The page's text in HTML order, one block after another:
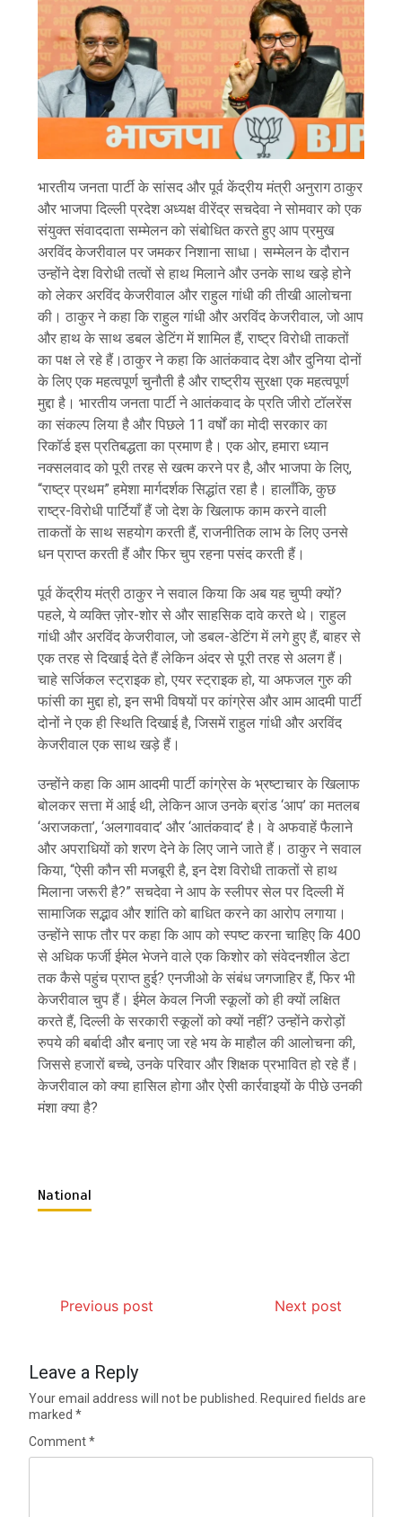
भारतीय जनता पार्टी के सांसद और पूर्व केंद्रीय मंत्री अनुराग ठाकुर
और भाजपा दिल्ली प्रदेश अध्यक्ष वीरेंद्र सचदेवा ने सोमवार को एक
संयुक्त संवाददाता सम्मेलन को संबोधित करते हुए आप प्रमुख
अरविंद केजरीवाल पर जमकर निशाना साधा। सम्मेलन के दौरान
उन्होंने देश विरोधी तत्वों से हाथ मिलाने और उनके साथ खड़े होने
को लेकर अरविंद केजरीवाल और राहुल गांधी की तीखी आलोचना
की। ठाकुर ने कहा कि राहुल गांधी और अरविंद केजरीवाल, जो आप
और हाथ के साथ डबल डेटिंग में शामिल हैं, राष्ट्र विरोधी ताकतों
का पक्ष ले रहे हैं।ठाकुर ने कहा कि आतंकवाद देश और दुनिया दोनों
के लिए एक महत्वपूर्ण चुनौती है और राष्ट्रीय सुरक्षा एक महत्वपूर्ण
मुद्दा है। भारतीय जनता पार्टी ने आतंकवाद के प्रति जीरो टॉलरेंस
का संकल्प लिया है और पिछले 11 वर्षों का मोदी सरकार का
रिकॉर्ड इस प्रतिबद्धता का प्रमाण है। एक ओर, हमारा ध्यान
नक्सलवाद को पूरी तरह से खत्म करने पर है, और भाजपा के लिए,
“राष्ट्र प्रथम” हमेशा मार्गदर्शक सिद्धांत रहा है। हालाँकि, कुछ
राष्ट्र-विरोधी पार्टियाँ हैं जो देश के खिलाफ काम करने वाली
ताकतों के साथ सहयोग करती हैं, राजनीतिक लाभ के लिए उनसे
धन प्राप्त करती हैं और फिर चुप रहना पसंद करती हैं।
पूर्व केंद्रीय मंत्री ठाकुर ने सवाल किया कि अब यह चुप्पी क्यों?
पहले, ये व्यक्ति ज़ोर-शोर से और साहसिक दावे करते थे। राहुल
गांधी और अरविंद केजरीवाल, जो डबल-डेटिंग में लगे हुए हैं, बाहर से
एक तरह से दिखाई देते हैं लेकिन अंदर से पूरी तरह से अलग हैं।
चाहे सर्जिकल स्ट्राइक हो, एयर स्ट्राइक हो, या अफजल गुरु की
फांसी का मुद्दा हो, इन सभी विषयों पर कांग्रेस और आम आदमी पार्टी
दोनों ने एक ही स्थिति दिखाई है, जिसमें राहुल गांधी और अरविंद
केजरीवाल एक साथ खड़े हैं।
उन्होंने कहा कि आम आदमी पार्टी कांग्रेस के भ्रष्टाचार के खिलाफ
बोलकर सत्ता में आई थी, लेकिन आज उनके ब्रांड ‘आप’ का मतलब
‘अराजकता’, ‘अलगाववाद’ और ‘आतंकवाद’ है। वे अफवाहें फैलाने
और अपराधियों को शरण देने के लिए जाने जाते हैं। ठाकुर ने सवाल
किया, “ऐसी कौन सी मजबूरी है, इन देश विरोधी ताकतों से हाथ
मिलाना जरूरी है?” सचदेवा ने आप के स्लीपर सेल पर दिल्ली में
सामाजिक सद्भाव और शांति को बाधित करने का आरोप लगाया।
उन्होंने साफ तौर पर कहा कि आप को स्पष्ट करना चाहिए कि 400
से अधिक फर्जी ईमेल भेजने वाले एक किशोर को संवेदनशील डेटा
तक कैसे पहुंच प्राप्त हुई? एनजीओ के संबंध जगजाहिर हैं, फिर भी
केजरीवाल चुप हैं। ईमेल केवल निजी स्कूलों को ही क्यों लक्षित
करते हैं, दिल्ली के सरकारी स्कूलों को क्यों नहीं? उन्होंने करोड़ों
रुपये की बर्बादी और बनाए जा रहे भय के माहौल की आलोचना की,
जिससे हजारों बच्चे, उनके परिवार और शिक्षक प्रभावित हो रहे हैं।
केजरीवाल को क्या हासिल होगा और ऐसी कार्रवाइयों के पीछे उनकी
मंशा क्या है?
National
Previous post Next post
Leave a Reply
Your email address will not be published.
Required fields are
marked*
Comment*